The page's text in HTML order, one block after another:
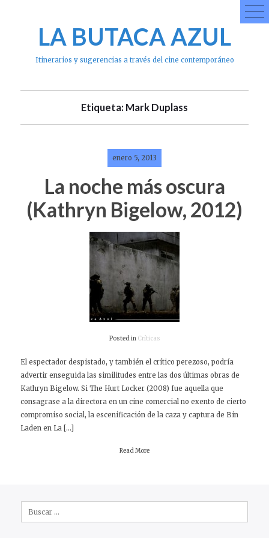
LA BUTACA AZUL
Itinerarios y sugerencias a través del cine contemporáneo
Etiqueta: Mark Duplass
enero 5, 2013
La noche más oscura
(Kathryn Bigelow, 2012)
Posted in Críticas
El espectador despistado, y también el crítico perezoso, podría
advertir enseguida las similitudes entre las dos últimas obras de
Kathryn Bigelow. Si The Hurt Locker (2008) fue aquella que
consagrase a la directora en un cine comercial no exento de cierto
compromiso social, la escenificación de la caza y captura de Bin
Laden en La […]
Read More
Buscar: